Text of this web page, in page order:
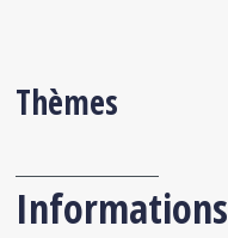
Thèmes